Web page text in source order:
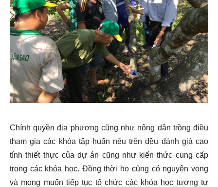
Chính quyền địa phương cũng như nông dân trồng điều
tham gia các khóa tập huấn nêu trên đều đánh giá cao
tính thiết thực của dự án cũng như kiến thức cung cấp
trong các khóa học. Đồng thời họ cũng có nguyện vọng
và mong muốn tiếp tục tổ chức các khóa học tương tự